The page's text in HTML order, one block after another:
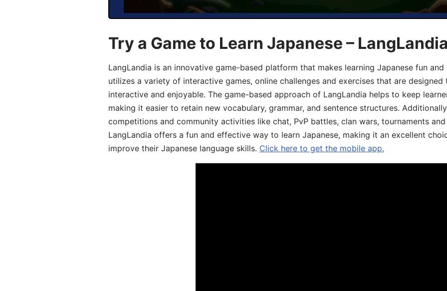
Try a Game to Learn Japanese –
LangLandia is an innovative game-based platform that makes learning Japanese fun
utilizes a variety of interactive games, online challenges and exercises that are
interactive and enjoyable. The game-based approach of LangLandia helps to keep
making it easier to retain new vocabulary, grammar, and sentence structures.
competitions and community activities like chat, PvP battles, clan wars, tournaments
LangLandia offers a fun and effective way to learn Japanese, making it an excellent
improve their Japanese language skills. Click here to get the mobile app.